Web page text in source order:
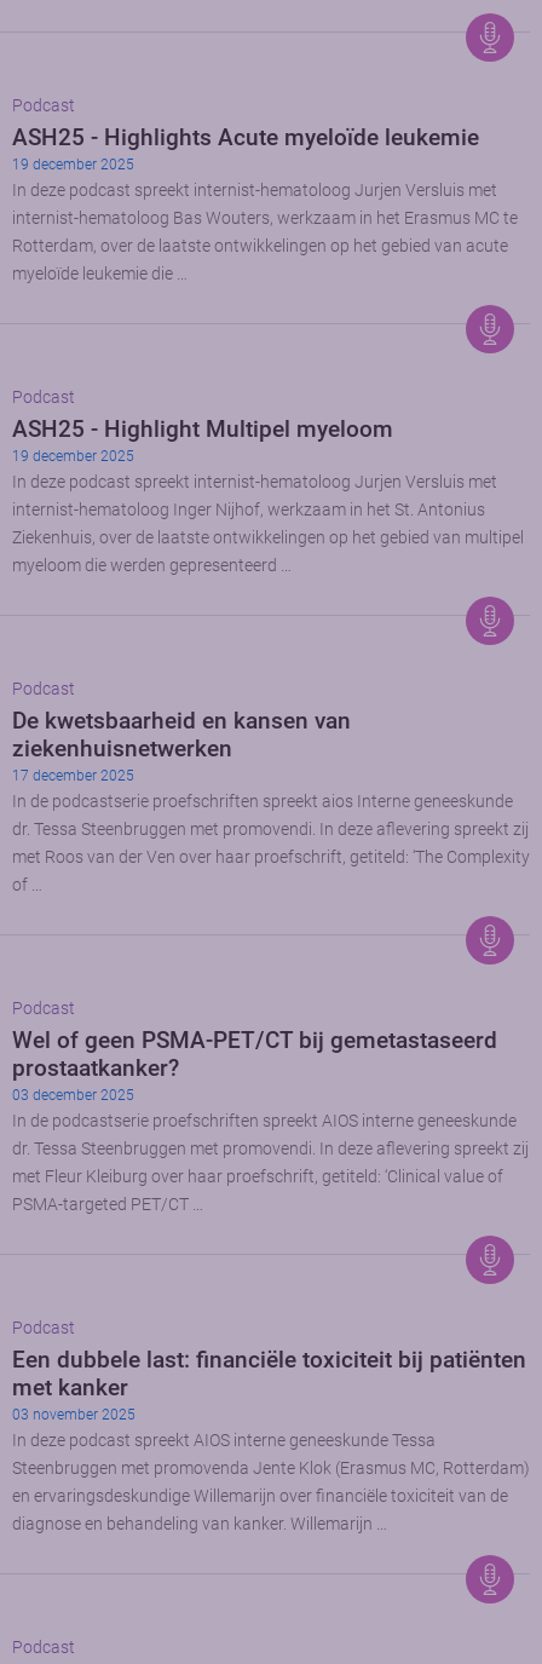
Podcast
ASH25 - Highlights Acute myeloïde leukemie
19 december 2025
In deze podcast spreekt internist-hematoloog Jurjen Versluis met
internist-hematoloog Bas Wouters, werkzaam in het Erasmus MC te
Rotterdam, over de laatste ontwikkelingen op het gebied van acute
myeloïde leukemie die …
Podcast
ASH25 - Highlight Multipel myeloom
19 december 2025
In deze podcast spreekt internist-hematoloog Jurjen Versluis met
internist-hematoloog Inger Nijhof, werkzaam in het St. Antonius
Ziekenhuis, over de laatste ontwikkelingen op het gebied van multipel
myeloom die werden gepresenteerd …
Podcast
De kwetsbaarheid en kansen van
ziekenhuisnetwerken
17 december 2025
In de podcastserie proefschriften spreekt aios Interne geneeskunde
dr. Tessa Steenbruggen met promovendi. In deze aflevering spreekt zij
met Roos van der Ven over haar proefschrift, getiteld: ‘The Complexity
of …
Podcast
Wel of geen PSMA-PET/CT bij gemetastaseerd
prostaatkanker?
03 december 2025
In de podcastserie proefschriften spreekt AIOS interne geneeskunde
dr. Tessa Steenbruggen met promovendi. In deze aflevering spreekt zij
met Fleur Kleiburg over haar proefschrift, getiteld: ‘Clinical value of
PSMA-targeted PET/CT …
Podcast
Een dubbele last: financiële toxiciteit bij patiënten
met kanker
03 november 2025
In deze podcast spreekt AIOS interne geneeskunde Tessa
Steenbruggen met promovenda Jente Klok (Erasmus MC, Rotterdam)
en ervaringsdeskundige Willemarijn over financiële toxiciteit van de
diagnose en behandeling van kanker. Willemarijn …
Podcast